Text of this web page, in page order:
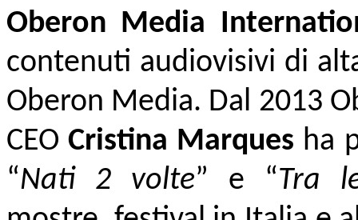
Oberon Media
contenuti audiovisivi di
Oberon Media. Dal 2013
CEOCristina Marques ha
“Nati 2 volte” e “Tra